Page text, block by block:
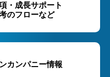
・成長サポート
のフローなど
カンパニー情報